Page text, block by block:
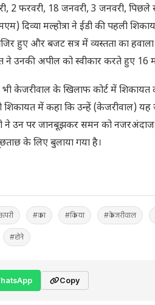
2 फरवरी, 18 जनवरी, 3 जनवरी,
दिव्या मल्होत्रा ने ईडी की पहली
हुए और बजट सत्र में व्यस्तता का
उनकी अपील को स्वीकार करते हुए 16
केजरीवाल के खिलाफ कोर्ट में शिकायत
शिकायत में कहा कि उन्हें (केजरीवाल)
ने उन पर जानबूझकर समन को
के लिए बुलाया गया है।
#का #किया #केजरीवाल
#होने
Copy